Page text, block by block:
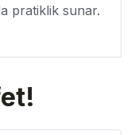
pratiklik sunar.